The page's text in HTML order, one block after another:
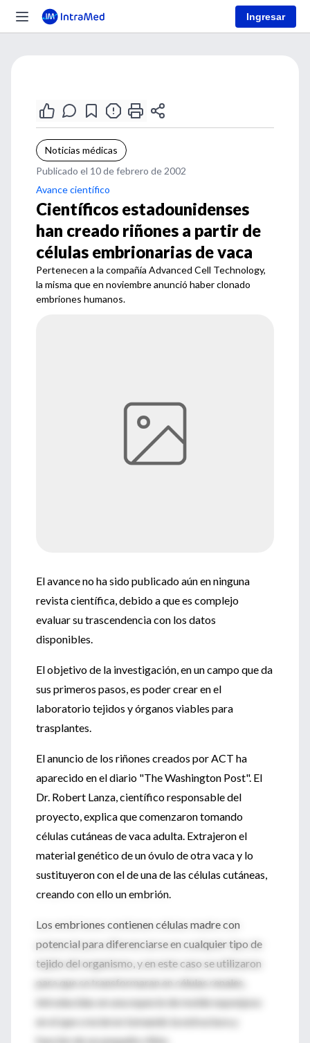
Ingresar
Noticias médicas
Publicado el 10 de febrero de 2002
Avance científico
Científicos estadounidenses
han creado riñones a partir de
células embrionarias de vaca
Pertenecen a la compañía Advanced Cell Technology,
la misma que en noviembre anunció haber clonado
embriones humanos.
El avance no ha sido publicado aún en ninguna
revista científica, debido a que es complejo
evaluar su trascendencia con los datos
disponibles.
El objetivo de la investigación, en un campo que da
sus primeros pasos, es poder crear en el
laboratorio tejidos y órganos viables para
trasplantes.
El anuncio de los riñones creados por ACT ha
aparecido en el diario "The Washington Post". El
Dr. Robert Lanza, científico responsable del
proyecto, explica que comenzaron tomando
células cutáneas de vaca adulta. Extrajeron el
material genético de un óvulo de otra vaca y lo
sustituyeron con el de una de las células cutáneas,
creando con ello un embrión.
Los embriones contienen células madre con
potencial para diferenciarse en cualquier tipo de
tejido del organismo, y en este caso se utilizaron
para que se transformaran en células renales,
introducidas en una especie de molde esponjoso
en el que crecieron tomando la estructura y